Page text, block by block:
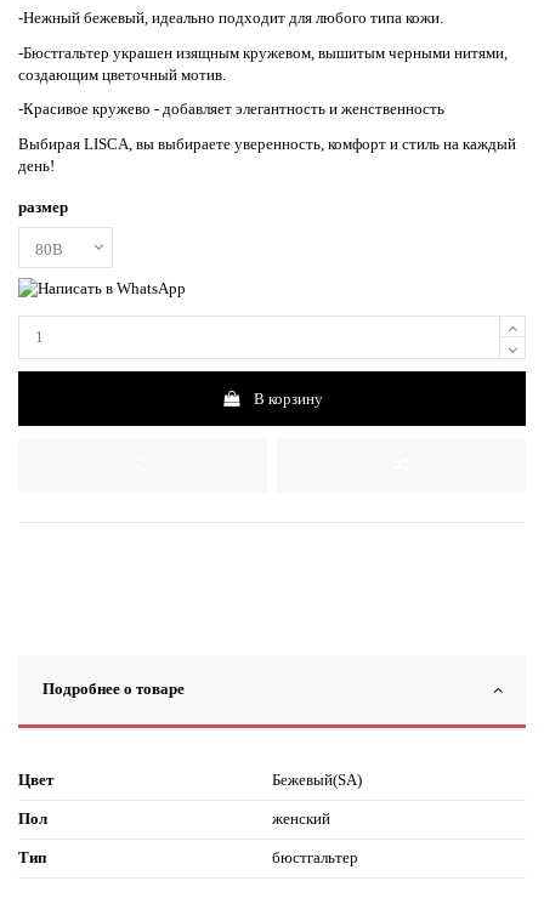
-Нежный бежевый, идеально подходит для любого типа кожи.
-Бюстгальтер украшен изящным кружевом, вышитым черными нитями,
создающим цветочный мотив.
-Красивое кружево - добавляет элегантность и женственность
Выбирая LISCA, вы выбираете уверенность, комфорт и стиль на каждый
день!
размер
В корзину
Подробнее о товаре
Цвет Бежевый(SA)
Пол женский
Тип бюстгальтер